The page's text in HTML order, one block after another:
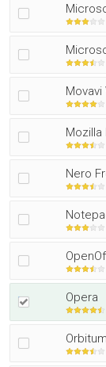
Mozilla
Nero
Opera
Orbitum